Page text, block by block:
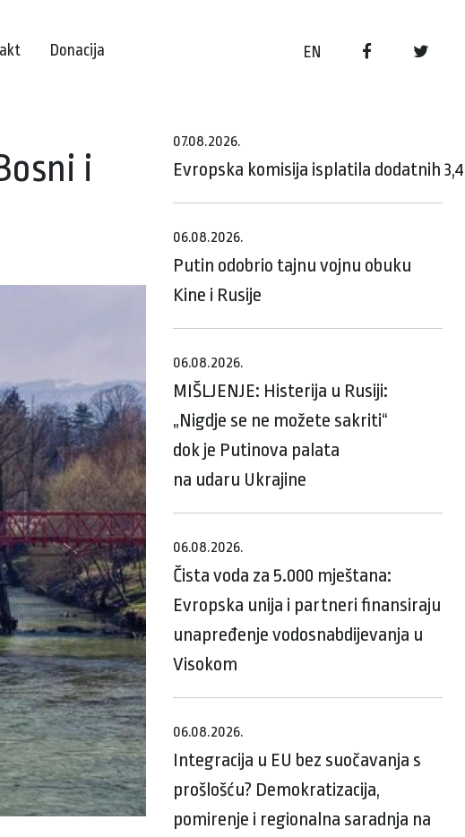
EN
Donacija
i
07.08.2026.
Evropska komisija isplatila dodatnih
06.08.2026.
Putin odobrio tajnu vojnu obuku
Kine i Rusije
06.08.2026.
MIŠLJENJE: Histerija u Rusiji:
„Nigdje se ne možete sakriti“
dok je Putinova palata
na udaru Ukrajine
06.08.2026.
Čista voda za 5.000 mještana:
Evropska unija i partneri finansiraju
unapređenje vodosnabdijevanja u
Visokom
06.08.2026.
Integracija u EU bez suočavanja s
prošlošću? Demokratizacija,
pomirenje i regionalna saradnja na